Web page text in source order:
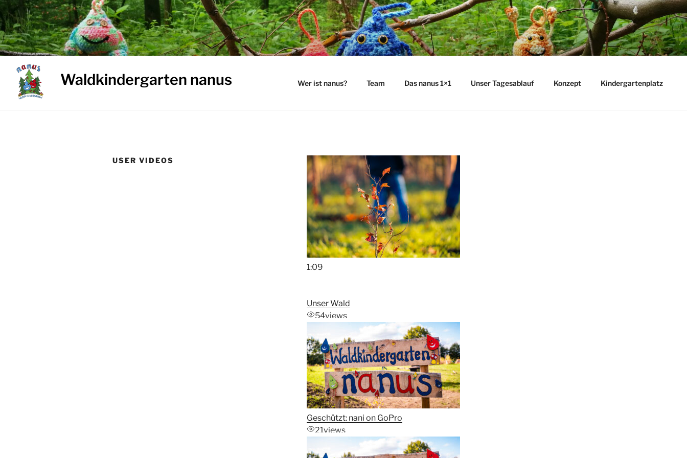
Weiter
zum
Inhalt
Waldkindergarten nanus Wer ist nanus? Team Das nanus 1×1 Unser Tagesablauf Konzept Kindergartenplatz
USER VIDEOS
1:09
Unser Wald
54views
Geschützt: nani on GoPro
21views